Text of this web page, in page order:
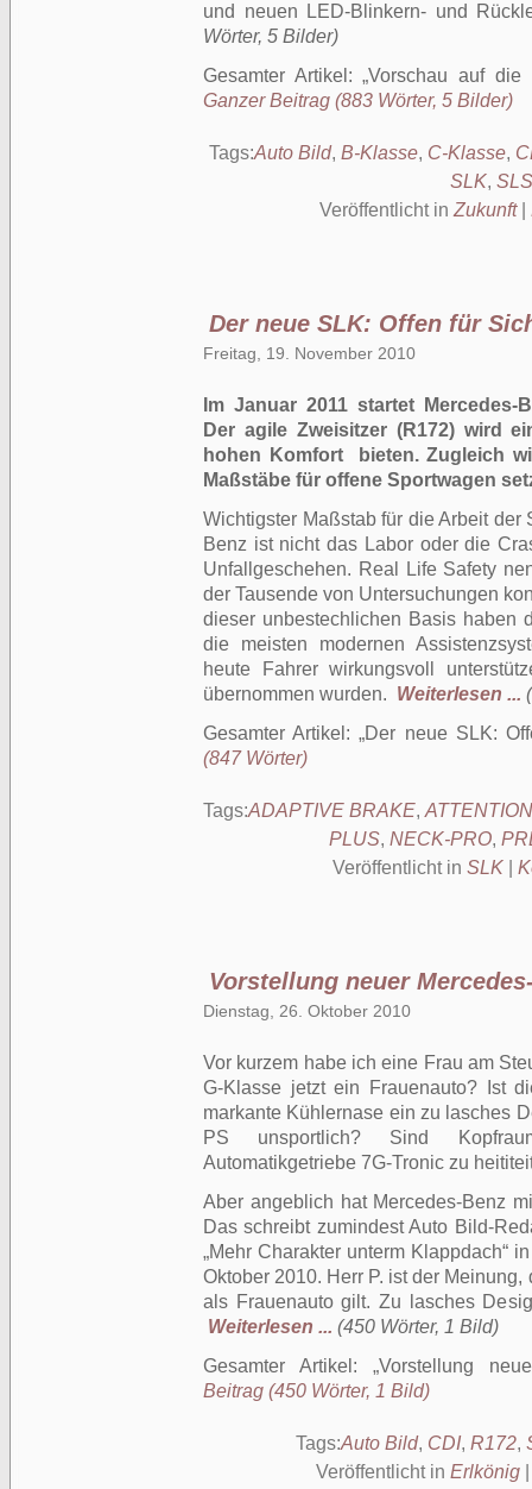
und neuen LED-Blinkern- und
Wörter, 5 Bilder)
Gesamter Artikel: Vorschau auf die
Ganzer Beitrag (883 Wörter, 5 Bilder)
Tags:Auto Bild, B-Klasse, C-Klasse,
SLK,
Veröffentlicht in Zukunft|
Der neue SLK: Offen für
Freitag, 19. November 2010
Im Januar 2011 startet
Der agile Zweisitzer (R172) wird
hohen Komfort bieten. Zugleich
Maßstäbe für offene Sportwagen
Wichtigster Maßstab für die Arbeit der
Benz ist nicht das Labor oder die
Unfallgeschehen. Real Life Safety
der Tausende von Untersuchungen
dieser unbestechlichen Basis haben
die meisten modernen
heute Fahrer wirkungsvoll
übernommen wurden. Weiterlesen ...
Gesamter Artikel: Der neue SLK:
(847 Wörter)
Tags:ADAPTIVE BRAKE,
PLUS, NECK-PRO,
Veröffentlicht in SLK
Vorstellung neuer
Dienstag, 26. Oktober 2010
Vor kurzem habe ich eine Frau am
G-Klasse jetzt ein Frauenauto? Ist
markante Kühlernase ein zu lasches
PS unsportlich? Sind
Automatikgetriebe 7G-Tronic zu
Aber angeblich hat Mercedes-Benz
Das schreibt zumindest Auto Bild-
„Mehr Charakter unterm Klappdach“
Oktober 2010. Herr P. ist der
als Frauenauto gilt. Zu lasches
Weiterlesen ... (450 Wörter, 1 Bild)
Gesamter Artikel:
Vorstellung
Beitrag (450 Wörter, 1 Bild)
Tags:Auto Bild, CDI, R172,
Veröffentlicht in Erlkönig